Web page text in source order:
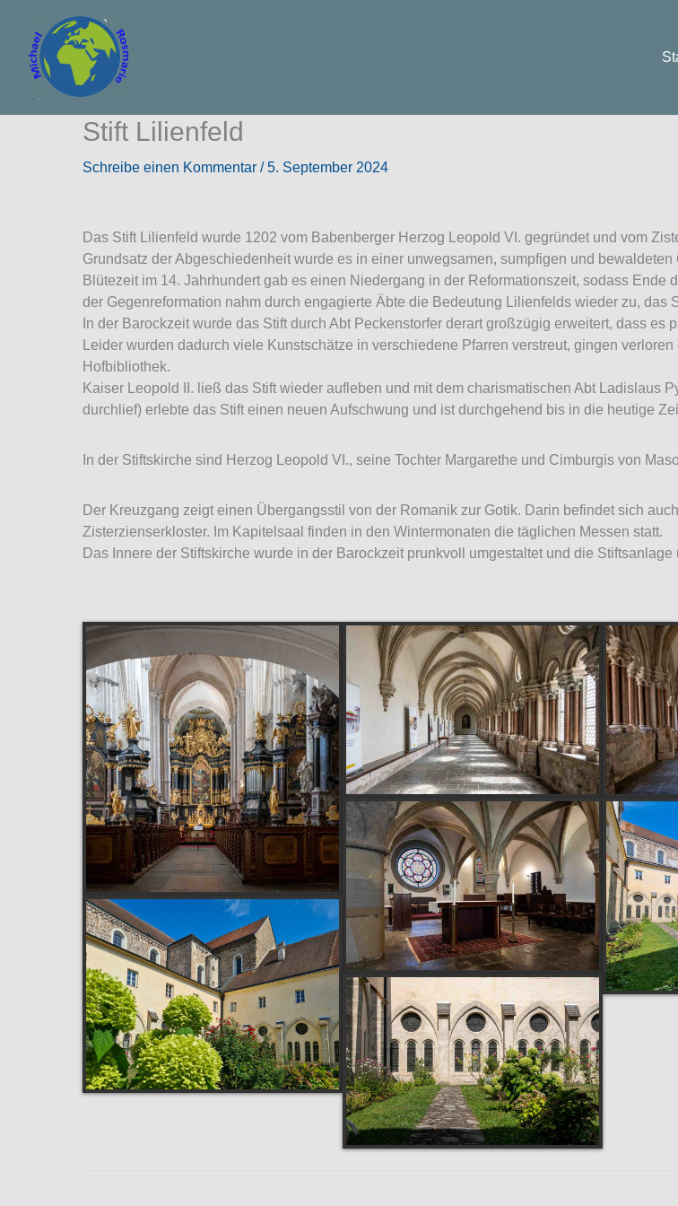
springen
Stift Lilienfeld
Schreibe einen Kommentar /5. September 2024
Das Stift Lilienfeld wurde 1202 vom Babenberger Herzog Leopold VI. gegründet und vom
Grundsatz der Abgeschiedenheit wurde es in einer unwegsamen, sumpfigen und
Blütezeit im 14. Jahrhundert gab es einen Niedergang in der Reformationszeit, sodass
der Gegenreformation nahm durch engagierte Äbte die Bedeutung Lilienfelds wieder zu,
In der Barockzeit wurde das Stift durch Abt Peckenstorfer derart großzügig erweitert, dass
Leider wurden dadurch viele Kunstschätze in verschiedene Pfarren verstreut, gingen
Hofbibliothek.
Kaiser Leopold II. ließ das Stift wieder aufleben und mit dem charismatischen Abt Ladislaus
durchlief) erlebte das Stift einen neuen Aufschwung und ist durchgehend bis in die heutige
In der Stiftskirche sind Herzog Leopold VI., seine Tochter Margarethe und Cimburgis von
Der Kreuzgang zeigt einen Übergangsstil von der Romanik zur Gotik. Darin befindet sich
Zisterzienserkloster. Im Kapitelsaal finden in den Wintermonaten die täglichen Messen statt.
Das Innere der Stiftskirche wurde in der Barockzeit prunkvoll umgestaltet und die Stiftsanlage